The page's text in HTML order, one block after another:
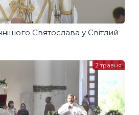
Святослава у Світлий
2 травня